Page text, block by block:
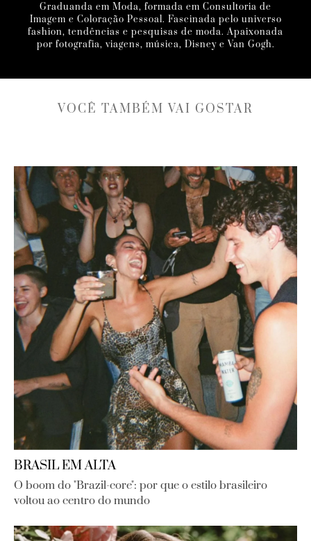
Graduanda em Moda, formada em Consultoria de
Imagem e Coloração Pessoal. Fascinada pelo universo
fashion, tendências e pesquisas de moda. Apaixonada
por fotografia, viagens, música, Disney e Van Gogh.
VOCÊ TAMBÉM VAI GOSTAR
BRASIL EM ALTA
O boom do "Brazil-core": por que o estilo brasileiro
voltou ao centro do mundo